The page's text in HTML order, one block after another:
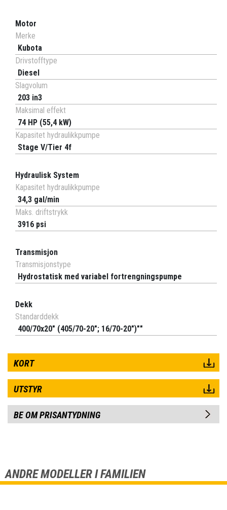
Motor
Merke
Kubota
Drivstofftype
Diesel
Slagvolum
203 in3
Maksimal effekt
74 HP (55,4 kW)
Kapasitet hydraulikkpumpe
Stage V/Tier 4f
Hydraulisk System
Kapasitet hydraulikkpumpe
34,3 gal/min
Maks. driftstrykk
3916 psi
Transmisjon
Transmisjonstype
Hydrostatisk med variabel fortrengningspumpe
Dekk
Standarddekk
400/70x20" (405/70-20"; 16/70-20")""
KORT
UTSTYR
BE OM PRISANTYDNING
ANDRE MODELLER I FAMILIEN